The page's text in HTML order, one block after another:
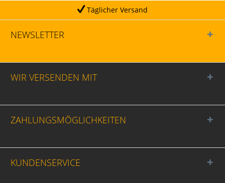
Täglicher Versand
NEWSLETTER
WIR VERSENDEN MIT
ZAHLUNGSMÖGLICHKEITEN
KUNDENSERVICE